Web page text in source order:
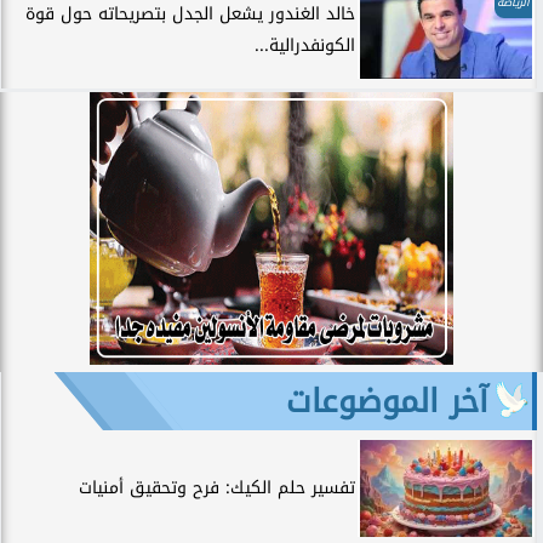
خالد الغندور يشعل الجدل بتصريحاته حول قوة
الكونفدرالية...
آخر الموضوعات
تفسير حلم الكيك: فرح وتحقيق أمنيات